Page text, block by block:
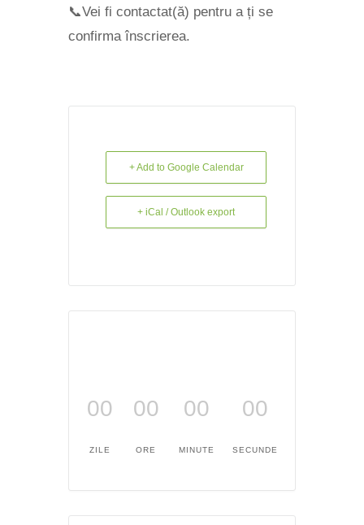
📞Vei fi contactat(ă) pentru a ți se
confirma înscrierea.
+ Add to Google Calendar
+ iCal / Outlook export
00
ZILE
00
ORE
00
MINUTE
00
SECUNDE